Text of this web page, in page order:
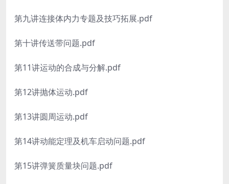
第九讲连接体内力专题及技巧拓展.pdf
第十讲传送带问题.pdf
第11讲运动的合成与分解.pdf
第12讲抛体运动.pdf
第13讲圆周运动.pdf
第14讲动能定理及机车启动问题.pdf
第15讲弹簧质量块问题.pdf